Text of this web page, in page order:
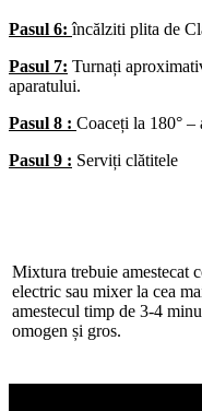
Pasul 6:încălziti plita de
Pasul 7: Turnați
aparatului.
Pasul 8 : Coaceți la 180°
Pasul 9 : Serviți clătitele
Mixtura trebuie amestecat
electric sau mixer la cea
amestecul timp de 3-4
omogen și gros.